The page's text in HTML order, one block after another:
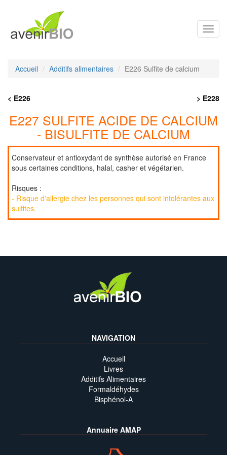
Accueil Additifs alimentaires E226 Sulfite de calcium
< E226 > E228
E227 SULFITE ACIDE DE CALCIUM
- BISULFITE DE CALCIUM
Conservateur et antioxydant de synthèse autorisé en France
sous certaines conditions, halal, casher et végétarien.
Risques :
- Risque d'allergie chez les personnes qui sont intolérantes aux
sulfites.
NAVIGATION
Accueil
Livres
Additifs Alimentaires
Formaldéhydes
Bisphénol-A
Annuaire AMAP